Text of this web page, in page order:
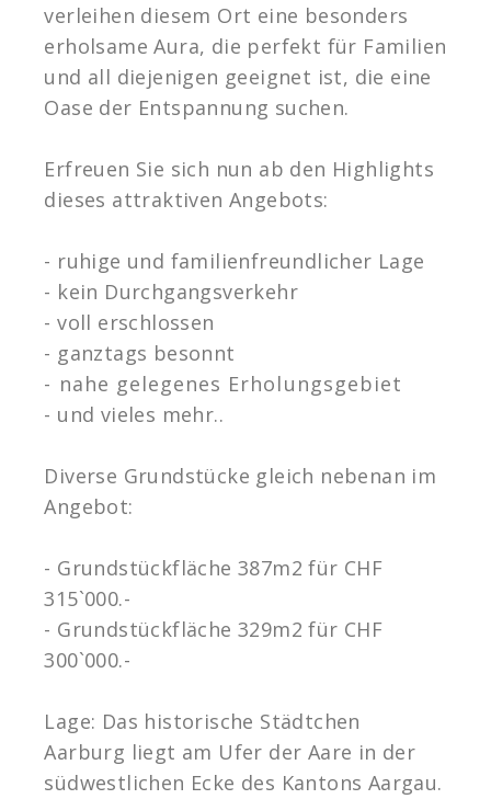
verleihen diesem Ort eine besonders
erholsame Aura, die perfekt für Familien
und all diejenigen geeignet ist, die eine
Oase der Entspannung suchen.
Erfreuen Sie sich nun ab den Highlights
dieses attraktiven Angebots:
- ruhige und familienfreundlicher Lage
- kein Durchgangsverkehr
- voll erschlossen
- ganztags besonnt
- nahe gelegenes Erholungsgebiet
- und vieles mehr..
Diverse Grundstücke gleich nebenan im
Angebot:
- Grundstückfläche 387m2 für CHF
315`000.-
- Grundstückfläche 329m2 für CHF
300`000.-
Lage: Das historische Städtchen
Aarburg liegt am Ufer der Aare in der
südwestlichen Ecke des Kantons Aargau.